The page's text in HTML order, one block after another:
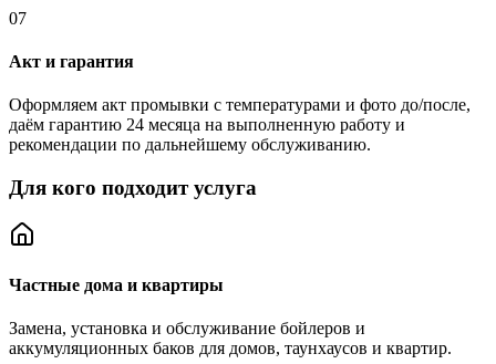
07
Акт и гарантия
Оформляем акт промывки с температурами и фото до/после,
даём гарантию 24 месяца на выполненную работу и
рекомендации по дальнейшему обслуживанию.
Для кого подходит услуга
Частные дома и квартиры
Замена, установка и обслуживание бойлеров и
аккумуляционных баков для домов, таунхаусов и квартир.